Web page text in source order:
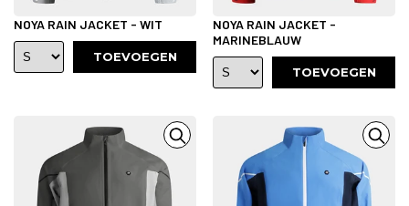
NOYA RAIN JACKET - WIT
TOEVOEGEN
NOYA RAIN JACKET -
MARINEBLAUW
TOEVOEGEN